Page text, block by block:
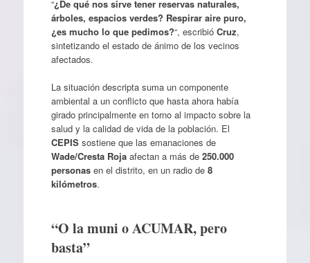
“¿De qué nos sirve tener reservas naturales,
árboles, espacios verdes? Respirar aire puro,
¿es mucho lo que pedimos?“, escribió Cruz,
sintetizando el estado de ánimo de los vecinos
afectados.
La situación descripta suma un componente
ambiental a un conflicto que hasta ahora había
girado principalmente en torno al impacto sobre la
salud y la calidad de vida de la población. El
CEPISsostiene que las emanaciones de
Wade/Cresta Rojaafectan a más de 250.000
personasen el distrito, en un radio de 8
kilómetros.
“O la muni o ACUMAR, pero
basta”